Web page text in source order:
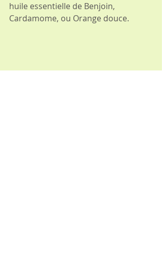
huile essentielle de Benjoin,
Cardamome, ou Orange douce.